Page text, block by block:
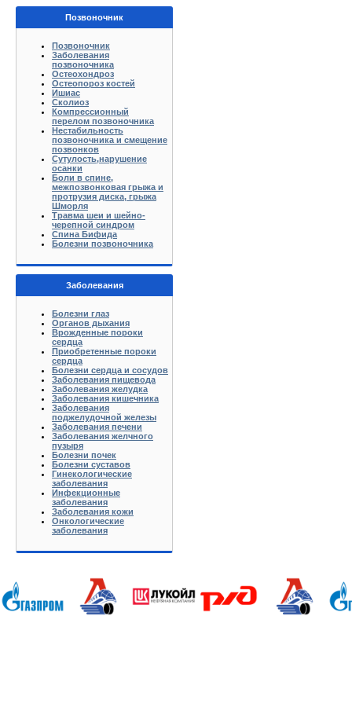
Позвоночник
Позвоночник
Заболевания
позвоночника
Остеохондроз
Остеопороз костей
Ишиас
Сколиоз
Компрессионный
перелом позвоночника
Нестабильность
позвоночника и смещение
позвонков
Сутулость,нарушение
осанки
Боли в спине,
межпозвонковая грыжа и
протрузия диска, грыжа
Шморля
Травма шеи и шейно-
черепной синдром
Спина Бифида
Болезни позвоночника
Заболевания
Болезни глаз
Органов дыхания
Врожденные пороки
сердца
Приобретенные пороки
сердца
Болезни сердца и сосудов
Заболевания пищевода
Заболевания желудка
Заболевания кишечника
Заболевания
поджелудочной железы
Заболевания печени
Заболевания желчного
пузыря
Болезни почек
Болезни суставов
Гинекологические
заболевания
Инфекционные
заболевания
Заболевания кожи
Онкологические
заболевания